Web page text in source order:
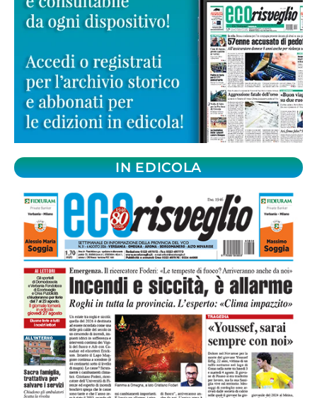
IN EDICOLA